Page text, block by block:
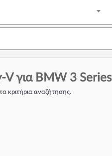
V για BMW 3
κριτήρια αναζήτησης.